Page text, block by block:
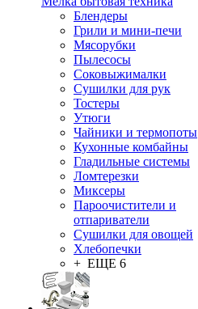
Блендеры
Грили и мини-печи
Мясорубки
Пылесосы
Соковыжималки
Сушилки для рук
Тостеры
Утюги
Чайники и термопоты
Кухонные комбайны
Гладильные системы
Ломтерезки
Миксеры
Пароочистители и
отпариватели
Сушилки для овощей
Хлебопечки
+ ЕЩЕ 6